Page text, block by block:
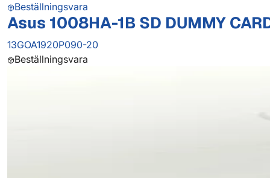
Beställningsvara
Asus 1008HA-1B SD DUMMY
13GOA1920P090-20
Beställningsvara